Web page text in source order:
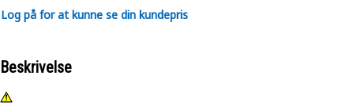
Log på for at kunne se din kundepris
Beskrivelse